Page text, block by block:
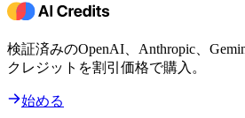
検証済みのOpenAI、Anthropic、
クレジットを割引価格で購入。
始める